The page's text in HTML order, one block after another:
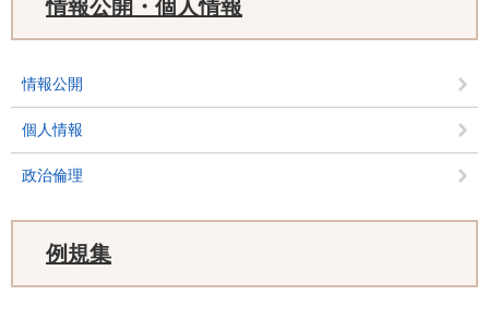
情報公開・個人情報
情報公開
個人情報
政治倫理
例規集